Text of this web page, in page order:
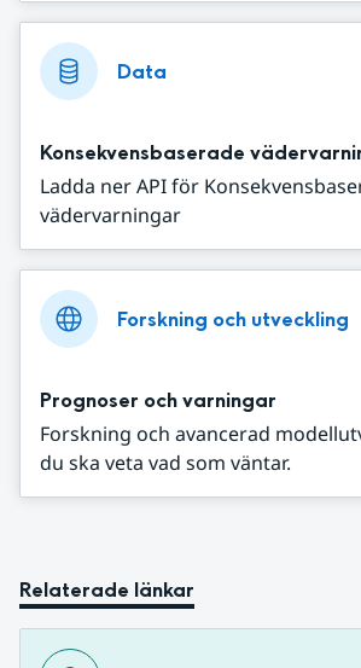
Data
Konsekvensbaserade
Ladda ner API för
vädervarningar
Forskning och utveckling
Prognoser och varningar
Forskning och avancerad
du ska veta vad som väntar.
Relaterade länkar